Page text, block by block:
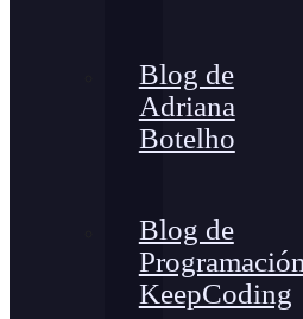
Blog de
Adriana
Botelho
Blog de
Programación
KeepCoding